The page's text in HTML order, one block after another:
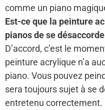
comme un piano
Est-ce que la peinture
pianos de se
D’accord, c’est le
peinture acrylique n’a
piano. Vous pouvez
sera toujours sujet à se
entretenu correctement.